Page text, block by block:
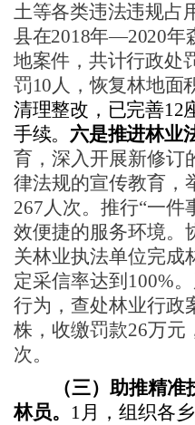
土等各类违法违规占
县在2018年—2020年
地案件，共计行政处
罚10人，恢复林地面
清理整改，已完善12
手续。 六是推进林业
育， 深入开展新修订
律法规的宣传教育，
267人次。推行“一件
效便捷的服务环境。
关林业执法单位完成
定采信率达到100%
行为，查处林业行政
株，收缴罚款26万元
次。
（三）助推精准
林员。 1月，组织各